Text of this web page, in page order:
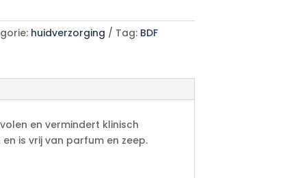
huidverzorging Tag: BDF
en vermindert klinisch
is vrij van parfum en zeep.